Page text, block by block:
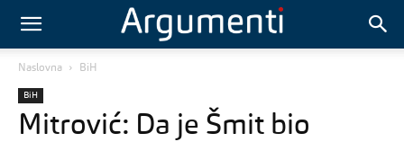
Naslovna BiH
BiH
Mitrović: Da je Šmit bio